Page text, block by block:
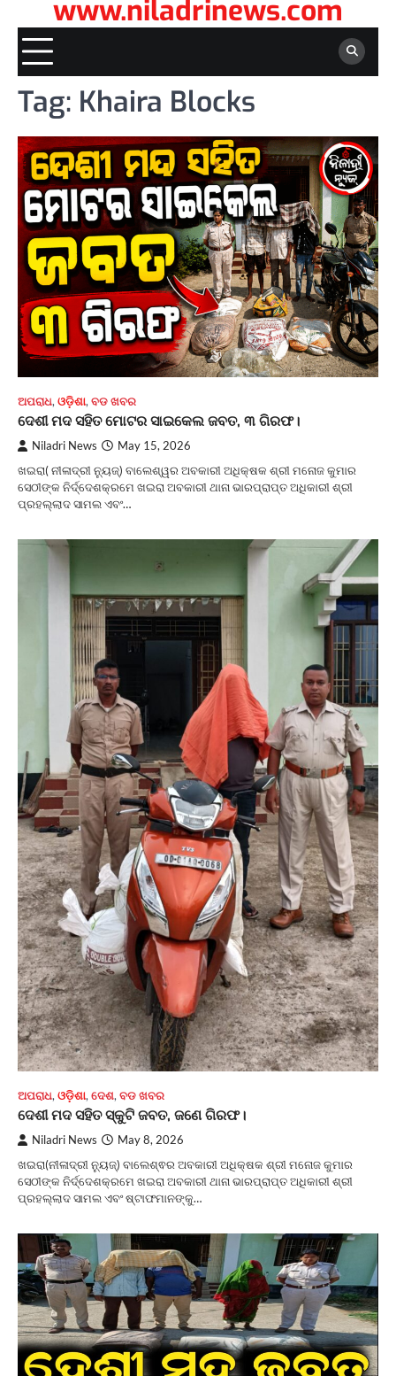
www.niladrinews.com
Tag: Khaira Blocks
ଅପରାଧ, ଓଡ଼ିଶା, ବଡ ଖବର
ଦେଶୀ ମଦ ସହିତ ମୋଟର ସାଇକେଲ ଜବତ, ୩ ଗିରଫ।
Niladri News May 15, 2026
ଖଇରା( ନୀଳାଦ୍ରୀ ନ୍ୟୁଜ୍) ବାଲେଶ୍ୱର ଅବକାରୀ ଅଧିକ୍ଷକ ଶ୍ରୀ ମନୋଜ କୁମାର
ସେଠୀଙ୍କ ନିର୍ଦ୍ଦେଶକ୍ରମେ ଖଇରା ଅବକାରୀ ଥାନା ଭାରପ୍ରାପ୍ତ ଅଧିକାରୀ ଶ୍ରୀ
ପ୍ରହଲ୍ଲାଦ ସାମଲ ଏବଂ…
ଅପରାଧ, ଓଡ଼ିଶା, ଦେଶ, ବଡ ଖବର
ଦେଶୀ ମଦ ସହିତ ସ୍କୁଟି ଜବତ, ଜଣେ ଗିରଫ।
Niladri News May 8, 2026
ଖଇରା(ନୀଳାଦ୍ରୀ ନ୍ୟୁଜ୍) ବାଲେଶ୍ଵର ଅବକାରୀ ଅଧିକ୍ଷକ ଶ୍ରୀ ମନୋଜ କୁମାର
ସେଠୀଙ୍କ ନିର୍ଦ୍ଦେଶକ୍ରମେ ଖଇରା ଅବକାରୀ ଥାନା ଭାରପ୍ରାପ୍ତ ଅଧିକାରୀ ଶ୍ରୀ
ପ୍ରହଲ୍ଲାଦ ସାମଲ ଏବଂ ଷ୍ଟାଫମାନଙ୍କୁ…